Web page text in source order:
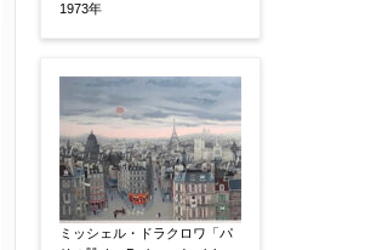
体裁 【任意】
額装
軸装
その他
サイン等の有無 【任意】
1973年
ミッシェル・ドラクロワ「パ